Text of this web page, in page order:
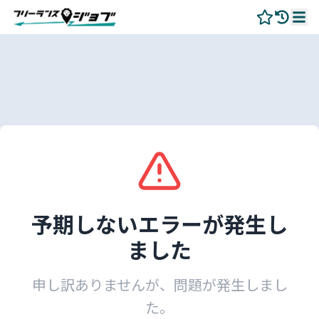
予期しないエラーが発生し
ました
申し訳ありませんが、問題が発生しまし
た。